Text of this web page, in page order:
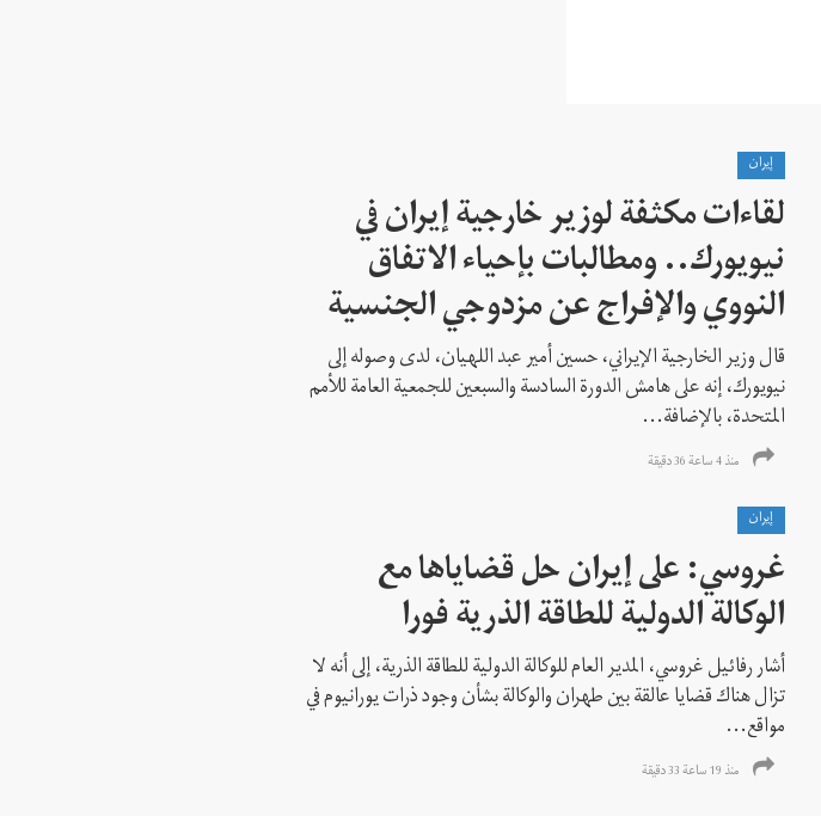
إيران
لقاءات مكثفة لوزير خارجية إيران في
نيويورك.. ومطالبات بإحياء الاتفاق
النووي والإفراج عن مزدوجي الجنسية
قال وزير الخارجية الإيراني، حسين أمير عبد اللهيان، لدى وصوله إلى
نيويورك، إنه على هامش الدورة السادسة والسبعين للجمعية العامة للأمم
المتحدة، بالإضافة...
منذ 4 ساعة 36 دقیقة
إيران
غروسي: على إيران حل قضاياها مع
الوكالة الدولية للطاقة الذرية فورا
أشار رفائيل غروسي، المدير العام للوكالة الدولية للطاقة الذرية، إلى أنه لا
تزال هناك قضايا عالقة بين طهران والوكالة بشأن وجود ذرات يورانيوم في
مواقع...
منذ 19 ساعة 33 دقیقة